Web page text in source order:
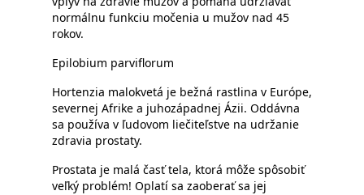
normálnu funkciu močenia u mužov nad 45
rokov.
Epilobium parviflorum
Hortenzia malokvetá je bežná rastlina v Európe,
severnej Afrike a juhozápadnej Ázii. Oddávna
sa používa v ľudovom liečiteľstve na udržanie
zdravia prostaty.
Prostata je malá časť tela, ktorá môže spôsobiť
veľký problém! Oplatí sa zaoberať sa jej